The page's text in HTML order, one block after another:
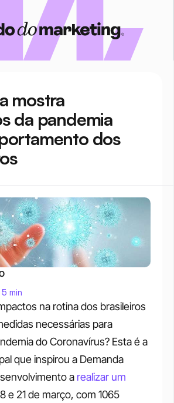
mostra
da pandemia
dos
na rotina dos brasileiros
necessárias para
do Coronavírus? Esta é a
que inspirou a Demanda
a realizar um
e 21 de março, com 1065
min